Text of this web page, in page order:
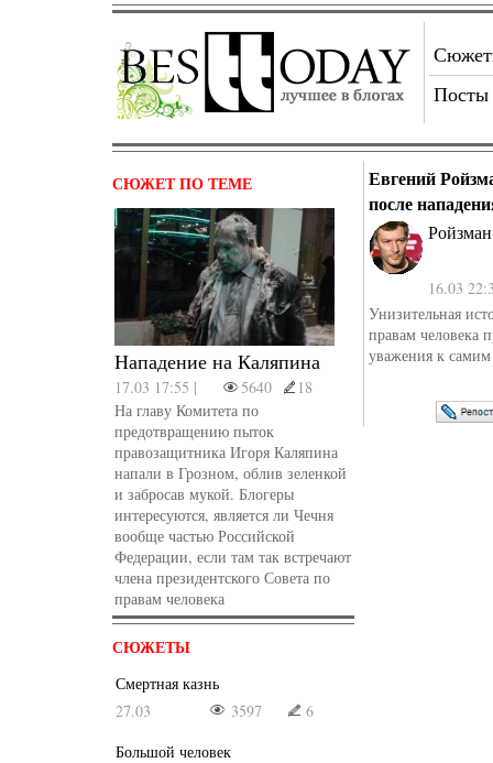
Посты
СЮЖЕТ ПО ТЕМЕ
Нападение на Каляпина
17.03 17:55 | 5640
18
На главу Комитета по
предотвращению пыток
правозащитника Игоря Каляпина
напали в Грозном, облив зеленкой
и забросав мукой. Блогеры
интересуются, является ли Чечня
вообще частью Российской
Федерации, если там так встречают
члена президентского Совета по
правам человека
СЮЖЕТЫ
Смертная казнь
27.03
3597
6
Большой человек
Евгений
после
16.03
Унизительная
правам человека
уважения к самим